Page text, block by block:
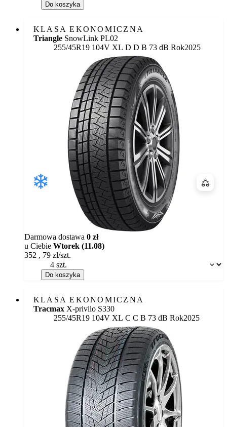
Do koszyka
KLASA EKONOMICZNA
Triangle SnowLink PL02
255/45R19 104V XL Etykieta:
D D B 73 dB Rok2025
Dostępność:
Darmowa dostawa 0 zł
u Ciebie Wtorek (11.08)
352 , 79 zł/szt.
Do koszyka
KLASA EKONOMICZNA
Tracmax X-privilo S330
255/45R19 104V XL Etykieta:
C C B 73 dB Rok2025